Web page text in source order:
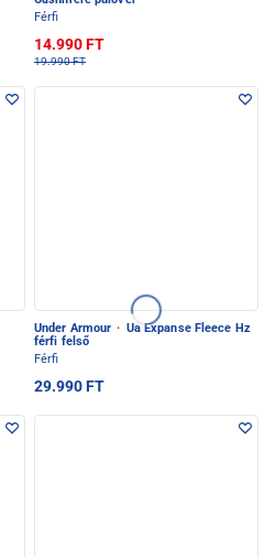
Férfi
14.990 FT
19.990 FT
Under Armour · Ua Expanse Fleece Hz
férfi felső
Férfi
29.990 FT